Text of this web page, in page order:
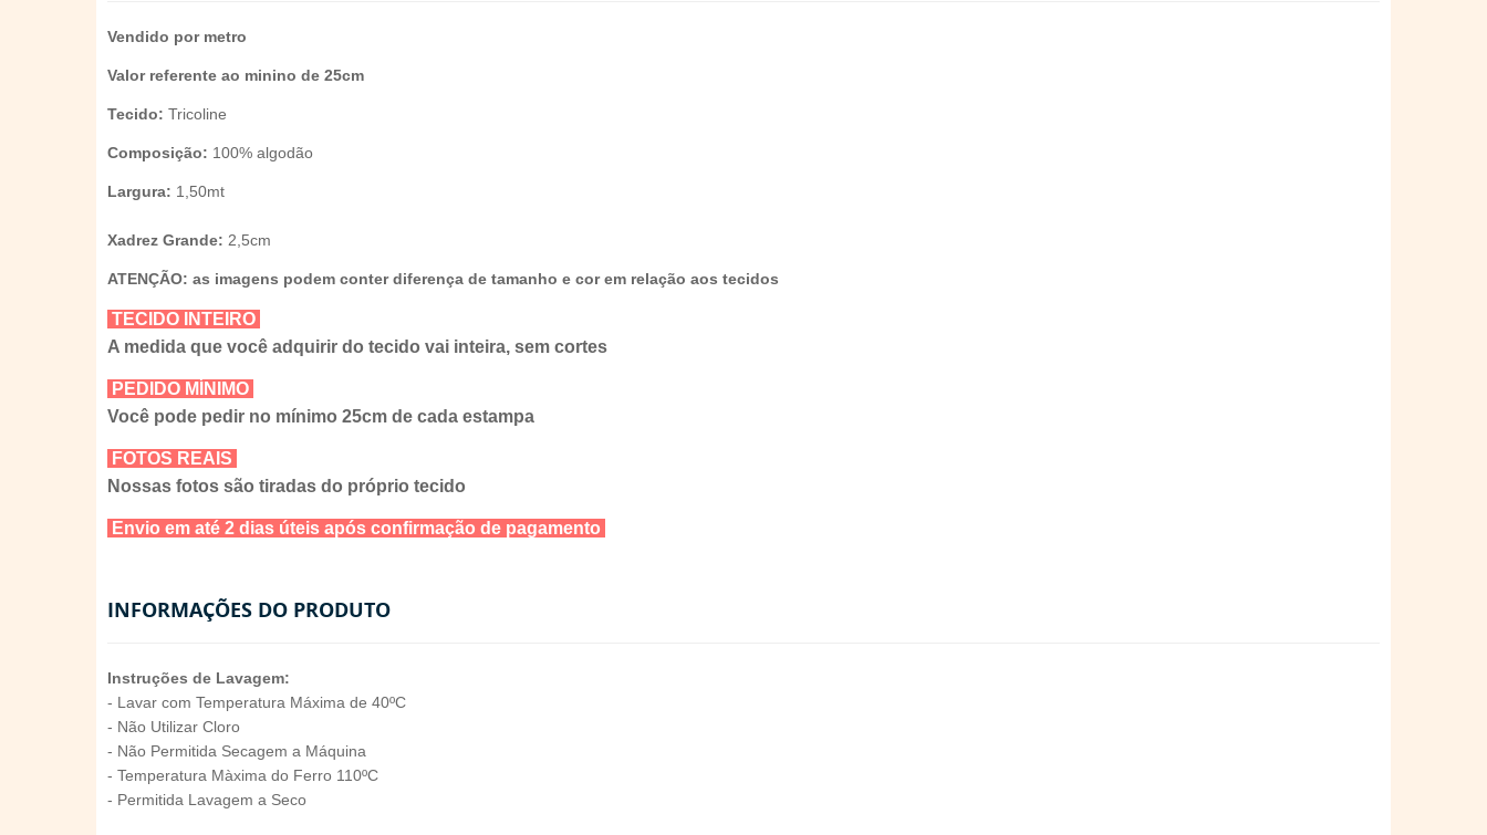
Vendido por metro
Valor referente ao minino de 25cm
Tecido: Tricoline
Composição: 100% algodão
Largura: 1,50mt
Xadrez Grande: 2,5cm
ATENÇÃO: as imagens podem conter diferença de tamanho e cor em relação aos tecidos
TECIDO INTEIRO
A medida que você adquirir do tecido vai inteira, sem cortes
PEDIDO MÍNIMO
Você pode pedir no mínimo 25cm de cada estampa
FOTOS REAIS
Nossas fotos são tiradas do próprio tecido
Envio em até 2 dias úteis após confirmação de pagamento
INFORMAÇÕES DO PRODUTO
Instruções de Lavagem:
- Lavar com Temperatura Máxima de 40ºC
- Não Utilizar Cloro
- Não Permitida Secagem a Máquina
- Temperatura Màxima do Ferro 110ºC
- Permitida Lavagem a Seco